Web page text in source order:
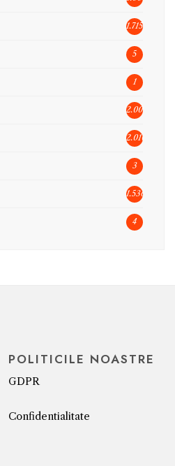
1.715
5
1
2.005
2.010
3
1.536
4
POLITICILE NOASTRE
GDPR
Confidentialitate